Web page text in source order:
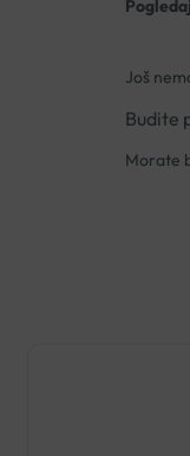
Još
Budite
Morate